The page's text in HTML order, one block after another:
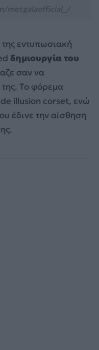
της εντυπωσιακή
δημιουργία του
σαν να
Το φόρεμα
illusion corset, ενώ
έδινε την αίσθηση